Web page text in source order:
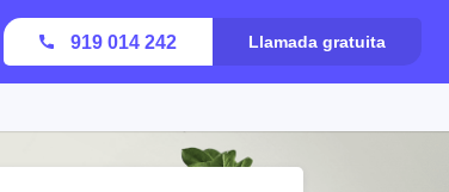
919 014 242 Llamada gratuita